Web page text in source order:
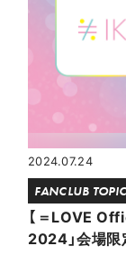
2024.07.24
FANCLUB TOPIC
【＝LOVE
2024」会場限